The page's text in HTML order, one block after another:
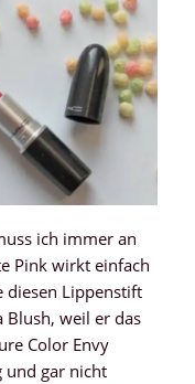
ich immer an
Pink wirkt einfach
diesen Lippenstift
weil er das
Color Envy
und gar nicht